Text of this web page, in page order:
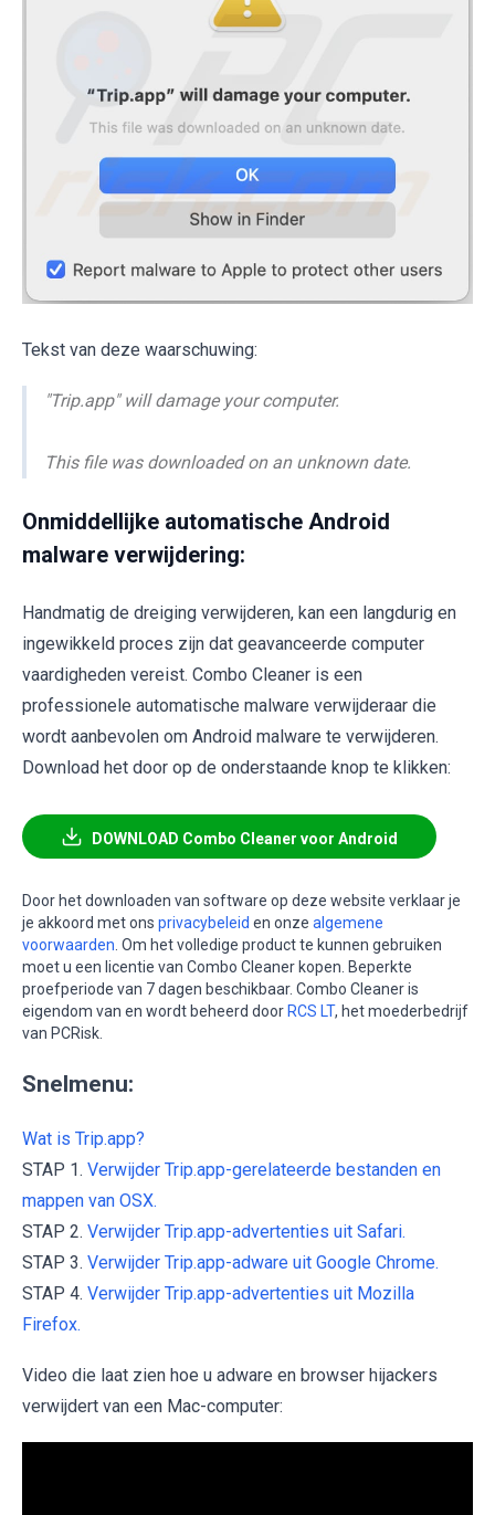
Tekst van deze waarschuwing:
"Trip.app" will damage your computer.
This file was downloaded on an unknown date.
Onmiddellijke automatische Android
malware verwijdering:
Handmatig de dreiging verwijderen, kan een langdurig en
ingewikkeld proces zijn dat geavanceerde computer
vaardigheden vereist. Combo Cleaner is een
professionele automatische malware verwijderaar die
wordt aanbevolen om Android malware te verwijderen.
Download het door op de onderstaande knop te klikken:
DOWNLOAD Combo Cleaner voor Android
Door het downloaden van software op deze website verklaar je
je akkoord met ons privacybeleid en onze algemene
voorwaarden . Om het volledige product te kunnen gebruiken
moet u een licentie van Combo Cleaner kopen. Beperkte
proefperiode van 7 dagen beschikbaar. Combo Cleaner is
eigendom van en wordt beheerd doorRCS LT, het moederbedrijf
van PCRisk.
Snelmenu:
Wat is Trip.app?
STAP 1. Verwijder Trip.app-gerelateerde bestanden en
mappen van OSX.
STAP 2. Verwijder Trip.app-advertenties uit Safari.
STAP 3. Verwijder Trip.app-adware uit Google Chrome.
STAP 4. Verwijder Trip.app-advertenties uit Mozilla
Firefox.
Video die laat zien hoe u adware en browser hijackers
verwijdert van een Mac-computer: